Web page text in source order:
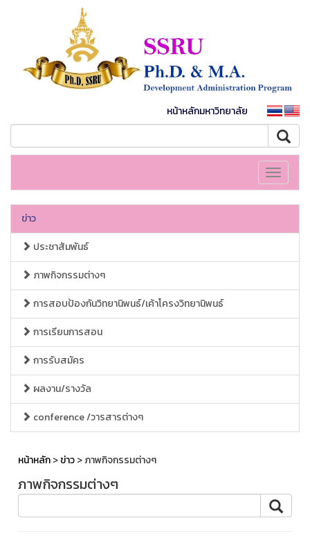
หน้าหลักมหาวิทยาลัย
Toggle
ข่าว
ประชาสัมพันธ์
ภาพกิจกรรมต่างๆ
การสอบป้องกันวิทยานิพนธ์/เค้าโครงวิทยานิพนธ์
การเรียนการสอน
การรับสมัคร
ผลงาน/รางวัล
conference /วารสารต่างๆ
หน้าหลัก>ข่าว> ภาพกิจกรรมต่างๆ
ภาพกิจกรรมต่างๆ